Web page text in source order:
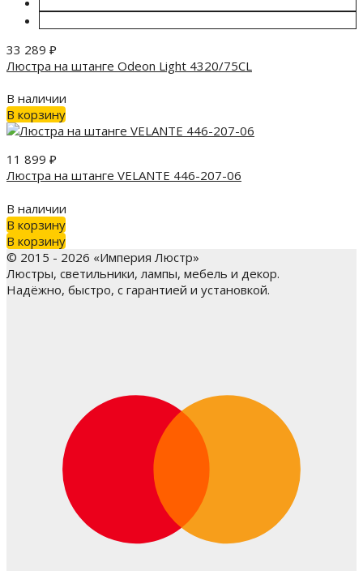
33 289 ₽
Люстра на штанге Odeon Light 4320/75CL
В наличии
В корзину
11 899 ₽
Люстра на штанге VELANTE 446-207-06
В наличии
В корзину
В корзину
© 2015 - 2026 «Империя Люстр»
Люстры, светильники, лампы, мебель и декор.
Надёжно, быстро, с гарантией и установкой.